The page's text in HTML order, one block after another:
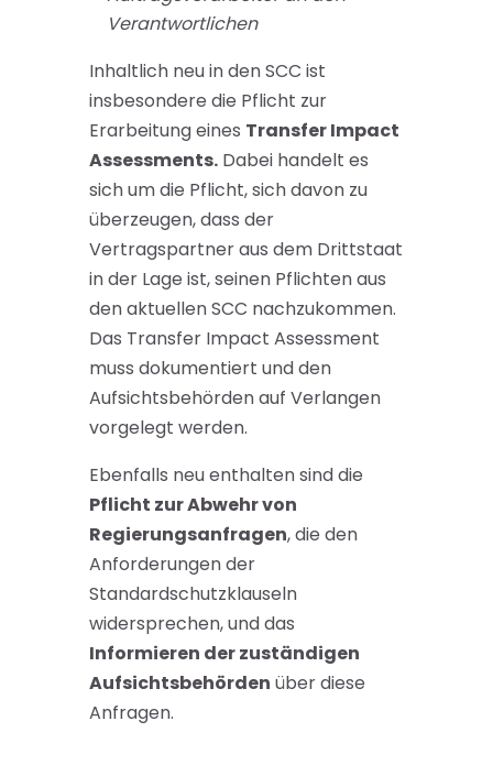
Verantwortlichen
Inhaltlich neu in den SCC ist
insbesondere die Pflicht zur
Erarbeitung eines Transfer Impact
Assessments.Dabei handelt es
sich um die Pflicht, sich davon zu
überzeugen, dass der
Vertragspartner aus dem Drittstaat
in der Lage ist, seinen Pflichten aus
den aktuellen SCC nachzukommen.
Das Transfer Impact Assessment
muss dokumentiert und den
Aufsichtsbehörden auf Verlangen
vorgelegt werden.
Ebenfalls neu enthalten sind die
Pflicht zur Abwehr von
Regierungsanfragen, die den
Anforderungen der
Standardschutzklauseln
widersprechen, und das
Informieren der zuständigen
Aufsichtsbehörden über diese
Anfragen.